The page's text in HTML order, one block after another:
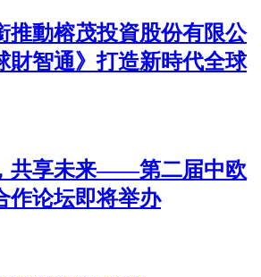
推動榕茂投資股份有限公
財智通》打造新時代全球
共享未来——第二届中欧
作论坛即将举办